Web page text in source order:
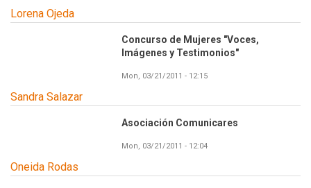
Lorena Ojeda
Concurso de Mujeres "Voces,
Imágenes y Testimonios"
Mon, 03/21/2011 - 12:15
Sandra Salazar
Asociación Comunicares
Mon, 03/21/2011 - 12:04
Oneida Rodas